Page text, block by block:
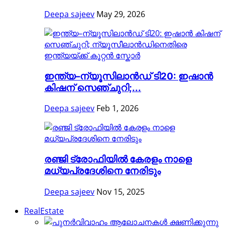
Deepa sajeev May 29, 2026
ഇന്ത്യ–ന്യൂസിലാൻഡ് ടി20: ഇഷാൻ
കിഷന് സെഞ്ചുറി;...
Deepa sajeev Feb 1, 2026
രഞ്ജി ട്രോഫിയിൽ കേരളം നാളെ
മധ്യപ്രദേശിനെ നേരിടും
Deepa sajeev Nov 15, 2025
RealEstate